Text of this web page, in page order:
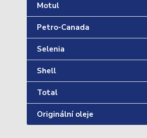
Motul
Petro-Canada
Selenia
Shell
Total
Originální oleje